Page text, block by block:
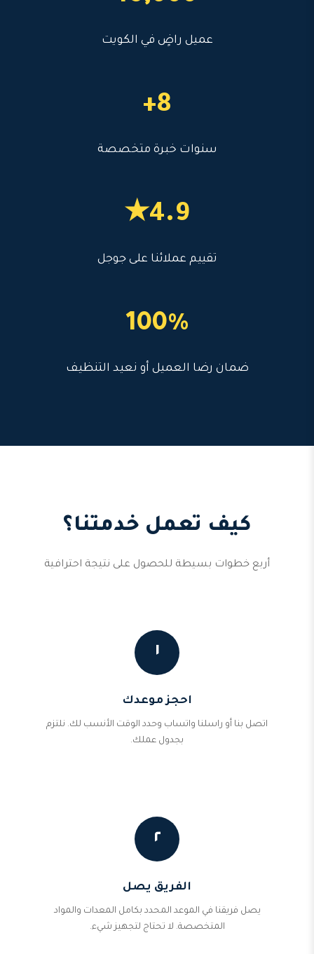
عميل راضٍ في الكويت
8+
سنوات خبرة متخصصة
4.9★
تقييم عملائنا على جوجل
100%
ضمان رضا العميل أو نعيد التنظيف
كيف تعمل خدمتنا؟
أربع خطوات بسيطة للحصول على نتيجة احترافية
١
احجز موعدك
اتصل بنا أو راسلنا واتساب وحدد الوقت الأنسب لك. نلتزم
بجدول عملك.
٢
الفريق يصل
يصل فريقنا في الموعد المحدد بكامل المعدات والمواد
المتخصصة. لا تحتاج لتجهيز شيء.